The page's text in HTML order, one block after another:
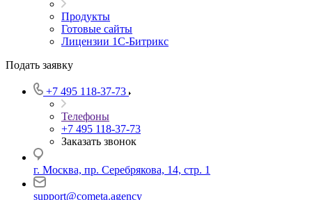
Продукты
Готовые сайты
Лицензии 1С-Битрикс
Подать заявку
+7 495 118-37-73
Телефоны
+7 495 118-37-73
Заказать звонок
г. Москва, пр. Серебрякова, 14, стр. 1
support@cometa.agency